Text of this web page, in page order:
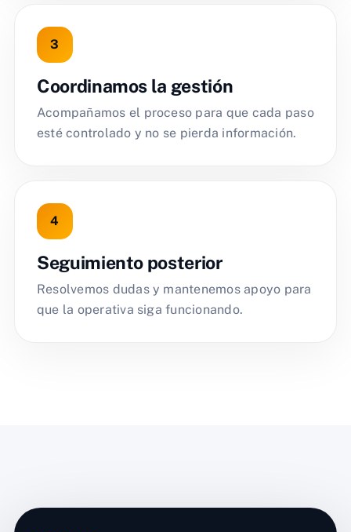
Coordinamos la gestión
Acompañamos el proceso para que cada paso
esté controlado y no se pierda información.
Seguimiento posterior
Resolvemos dudas y mantenemos apoyo para
que la operativa siga funcionando.